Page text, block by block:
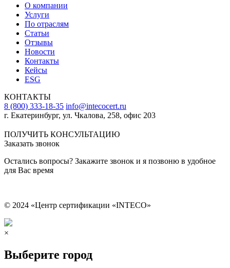
О компании
Услуги
По отраслям
Статьи
Отзывы
Новости
Контакты
Кейсы
ESG
КОНТАКТЫ
8 (800) 333-18-35 info@intecocert.ru
г. Екатеринбург, ул. Чкалова, 258, офис 203
ПОЛУЧИТЬ КОНСУЛЬТАЦИЮ
Заказать звонок
Остались вопросы? Закажите звонок и я позвоню в удобное
для Вас время
© 2024 «Центр сертификации «INTECO»
×
Выберите город